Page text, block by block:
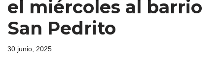
el miércoles al barrio
San Pedrito
30 junio, 2025